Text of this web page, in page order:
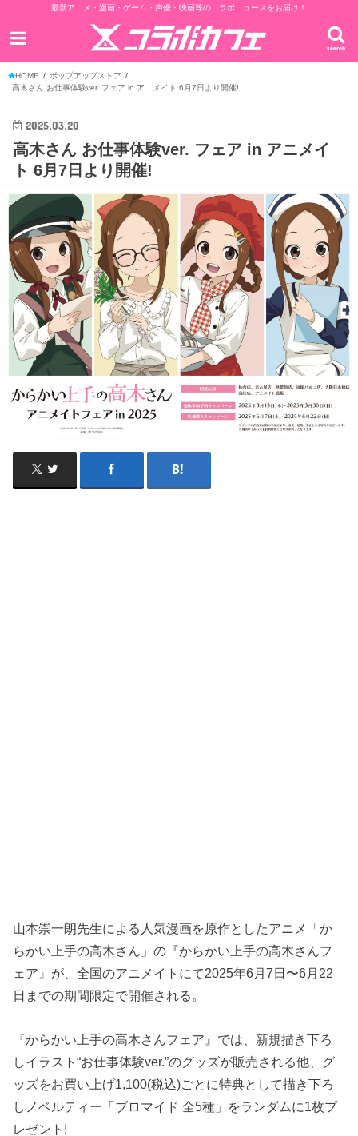
最新アニメ・漫画・ゲーム・声優・映画等のコラボニュースをお届け！
search
HOME
ポップアップストア
高木さん お仕事体験ver. フェア in アニメイト 6月7日より開催!
2025.03.20
高木さん お仕事体験ver. フェア in アニメイ
ト 6月7日より開催!
山本崇一朗先生による人気漫画を原作としたアニメ「か
らかい上手の高木さん」の『からかい上手の高木さんフ
ェア』が、全国のアニメイトにて2025年6月7日〜6月22
日までの期間限定で開催される。
『からかい上手の高木さんフェア』では、新規描き下ろ
しイラスト“お仕事体験ver.”のグッズが販売される他、グ
ッズをお買い上げ1,100(税込)ごとに特典として描き下ろ
しノベルティー「ブロマイド 全5種」をランダムに1枚プ
レゼント!